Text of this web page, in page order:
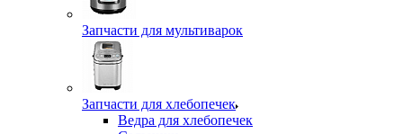
Запчасти для мультиварок
Запчасти для хлебопечек
Ведра для хлебопечек